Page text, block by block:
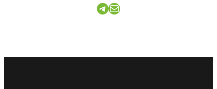
Telegram
Mail